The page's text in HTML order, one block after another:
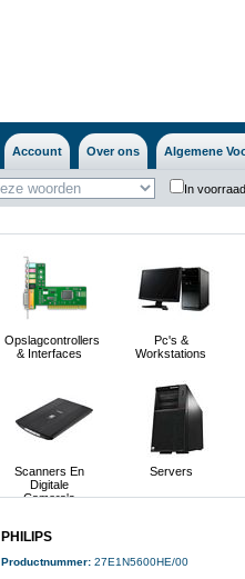
Account Over ons Algemene
In
Opslagcontrollers
& Interfaces
Pc's &
Workstations
Scanners En
Digitale
Camera's
Servers
PHILIPS
Productnummer: 27E1N5600HE/00